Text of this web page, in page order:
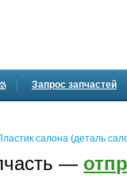
Запрос запчастей
салона (деталь
—